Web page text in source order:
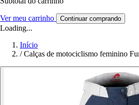
Ver meu carrinho Continuar comprando
Loading...
Início
/ Calças de motociclismo feminino